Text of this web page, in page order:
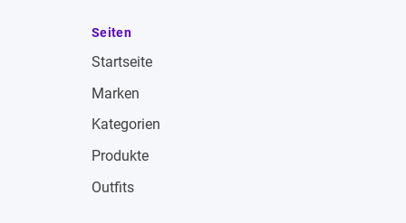
Seiten
Startseite
Marken
Kategorien
Produkte
Outfits